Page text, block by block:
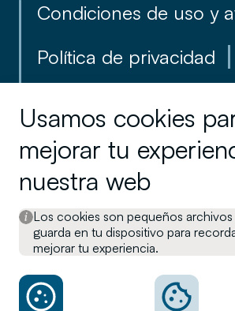
Usamos cookies
mejorar tu
nuestra web
Los cookies son pequeños
guarda en tu dispositivo para
mejorar tu experiencia.
Condiciones de uso y
Política de privacidad
cliente
Información en materia
sostenibilidad
Canal interno de
Otra información legal